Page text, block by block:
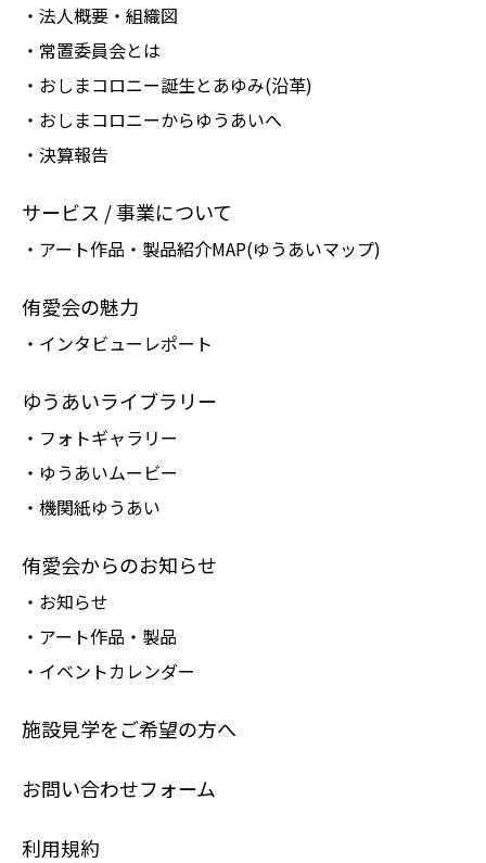
・法人概要・組織図
・常置委員会とは
・おしまコロニー誕生とあゆみ(沿革)
・おしまコロニーからゆうあいへ
・決算報告
サービス / 事業について
・アート作品・製品紹介MAP(ゆうあいマップ)
侑愛会の魅力
・インタビューレポート
ゆうあいライブラリー
・フォトギャラリー
・ゆうあいムービー
・機関紙ゆうあい
侑愛会からのお知らせ
・お知らせ
・アート作品・製品
・イベントカレンダー
施設見学をご希望の方へ
お問い合わせフォーム
利用規約